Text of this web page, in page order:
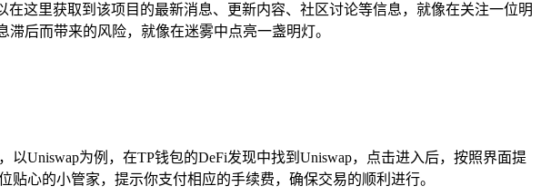
这里获取到该项目的最新消息、更新内容、社区讨论等信息，就像在关注一位明
后而带来的风险，就像在迷雾中点亮一盏明灯。
Uniswap为例，在TP钱包的DeFi发现中找到Uniswap，点击进入后，按照界面提
心的小管家，提示你支付相应的手续费，确保交易的顺利进行。